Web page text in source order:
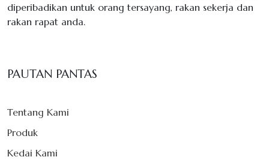
diperibadikan untuk orang tersayang, rakan sekerja dan
rakan rapat anda.
PAUTAN PANTAS
Tentang Kami
Produk
Kedai Kami